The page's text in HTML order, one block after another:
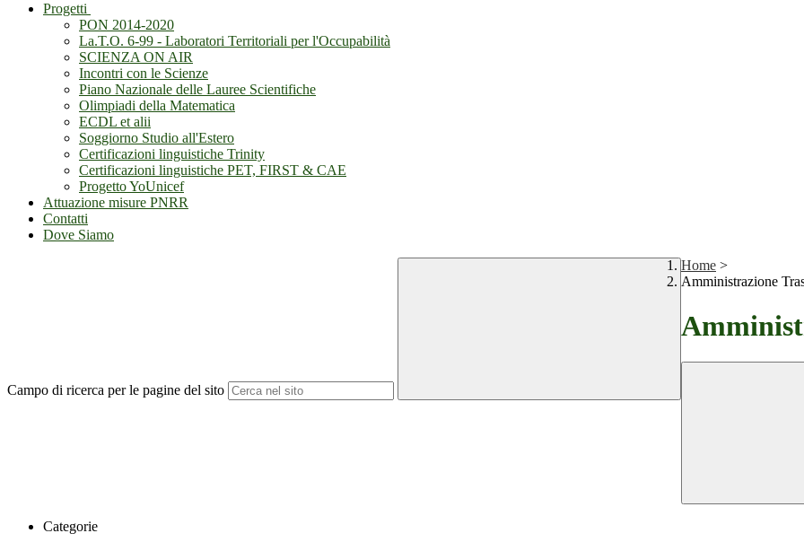
Progetti
PON 2014-2020
La.T.O. 6-99 - Laboratori Territoriali per l'Occupabilità
SCIENZA ON AIR
Incontri con le Scienze
Piano Nazionale delle Lauree Scientifiche
Olimpiadi della Matematica
ECDL et alii
Soggiorno Studio all'Estero
Certificazioni linguistiche Trinity
Certificazioni linguistiche PET, FIRST & CAE
Progetto YoUnicef
Attuazione misure PNRR
Contatti
Dove Siamo
Campo di ricerca per le pagine del sito
Home >
Amministrazione
Categorie